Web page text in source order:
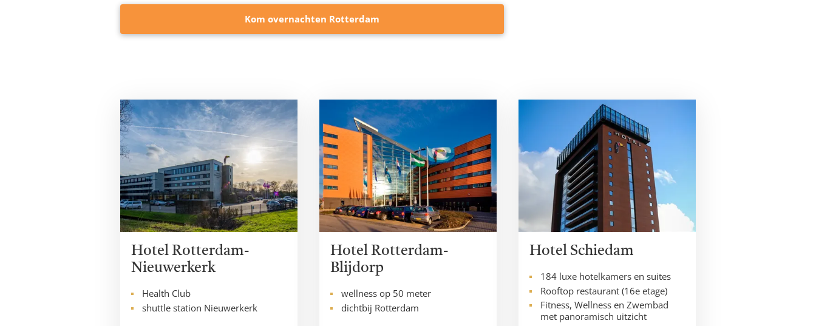
Kom overnachten Rotterdam
Hotel Rotterdam-
Nieuwerkerk
Health Club
shuttle station Nieuwerkerk
Hotel Rotterdam-
Blijdorp
wellness op 50 meter
dichtbij Rotterdam
Hotel Schiedam
184 luxe hotelkamers en suites
Rooftop restaurant (16e etage)
Fitness, Wellness en Zwembad
met panoramisch uitzicht